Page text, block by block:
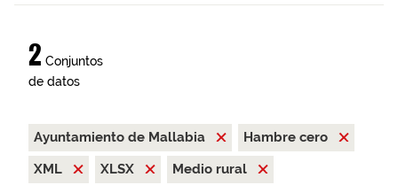
2 Conjuntos
de datos
Ayuntamiento de Mallabia
Hambre cero
XML
XLSX
Medio rural